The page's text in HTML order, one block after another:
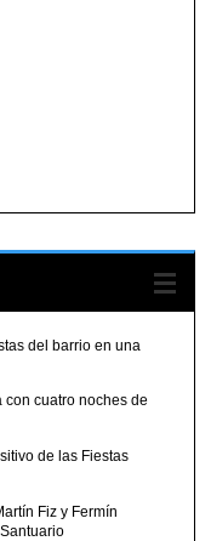
del barrio en una
con cuatro noches de
de las Fiestas
Fiz y Fermín